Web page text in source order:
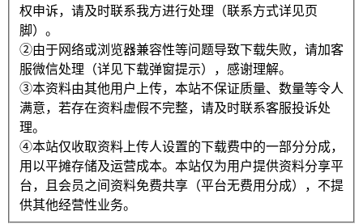
权申诉，请及时联系我方进行处理（联系方式详见页
脚）。
②由于网络或浏览器兼容性等问题导致下载失败，请加客
服微信处理（详见下载弹窗提示），感谢理解。
③本资料由其他用户上传，本站不保证质量、数量等令人
满意，若存在资料虚假不完整，请及时联系客服投诉处
理。
④本站仅收取资料上传人设置的下载费中的一部分分成，
用以平摊存储及运营成本。本站仅为用户提供资料分享平
台，且会员之间资料免费共享（平台无费用分成），不提
供其他经营性业务。